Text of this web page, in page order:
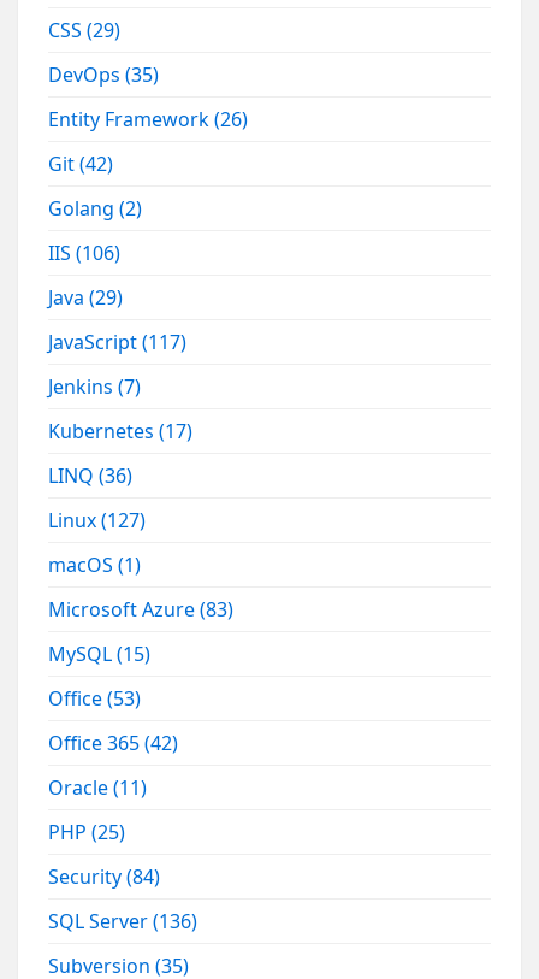
CSS(29)
DevOps(35)
Entity Framework(26)
Git(42)
Golang(2)
IIS(106)
Java(29)
JavaScript(117)
Jenkins(7)
Kubernetes(17)
LINQ(36)
Linux(127)
macOS(1)
Microsoft Azure(83)
MySQL(15)
Office(53)
Office 365(42)
Oracle(11)
PHP(25)
Security(84)
SQL Server(136)
Subversion(35)